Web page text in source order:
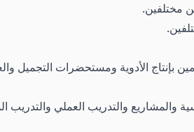
مختلفين.
بإنتاج الأدوية ومستحضرات التجميل